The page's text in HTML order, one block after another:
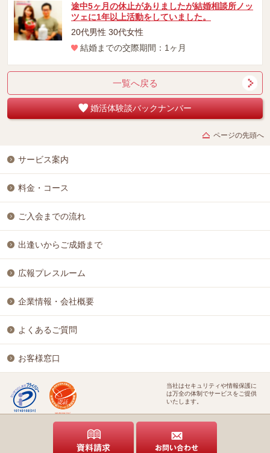
途中5ヶ月の休止がありましたが結婚相談所ノッ
ツェに1年以上活動をしていました。
20代男性 30代女性
結婚までの交際期間：1ヶ月
一覧へ戻る
婚活体験談バックナンバー
ページの先頭へ
サービス案内
料金・コース
ご入会までの流れ
出逢いからご成婚まで
広報プレスルーム
企業情報・会社概要
よくあるご質問
お客様窓口
当社はセキュリティや情報保護に
は万全の体制でサービスをご提供
いたします。
特定商取引に基づく表記 結婚相談ビジネス開業支援